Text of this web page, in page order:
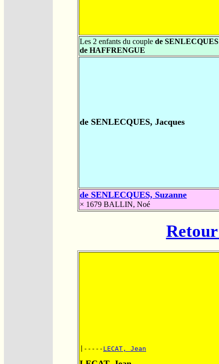
Les 2 enfants du couple de
de HAFFRENGUE
de SENLECQUES, Jacques
de SENLECQUES, Suzanne
× 1679 BALLIN, Noé
|----- LECAT, Jean